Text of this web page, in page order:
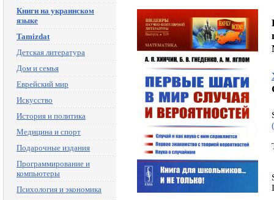
Книги на украинском
языке
Tamizdat
Детская литература
Дом и семья
Еврейский мир
Искусство
История и политика
Медицина и спорт
Подарочные издания
Программирование и
компьютеры
Психология и экономика